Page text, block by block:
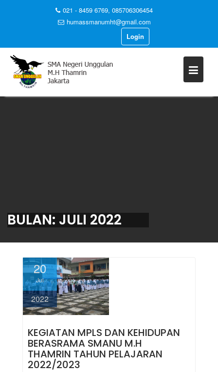
021 - 8459 6769, 085706306454
humassmanumht@gmail.com
Login
BULAN: JULI 2022
20
Jul
2022
KEGIATAN MPLS DAN KEHIDUPAN
BERASRAMA SMANU M.H
THAMRIN TAHUN PELAJARAN
2022/2023